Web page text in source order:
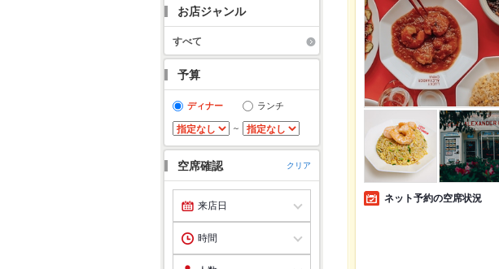
お店ジャンル
すべて
予算
ディナー ランチ
～
空席確認 クリア
ネット予約の空席状況